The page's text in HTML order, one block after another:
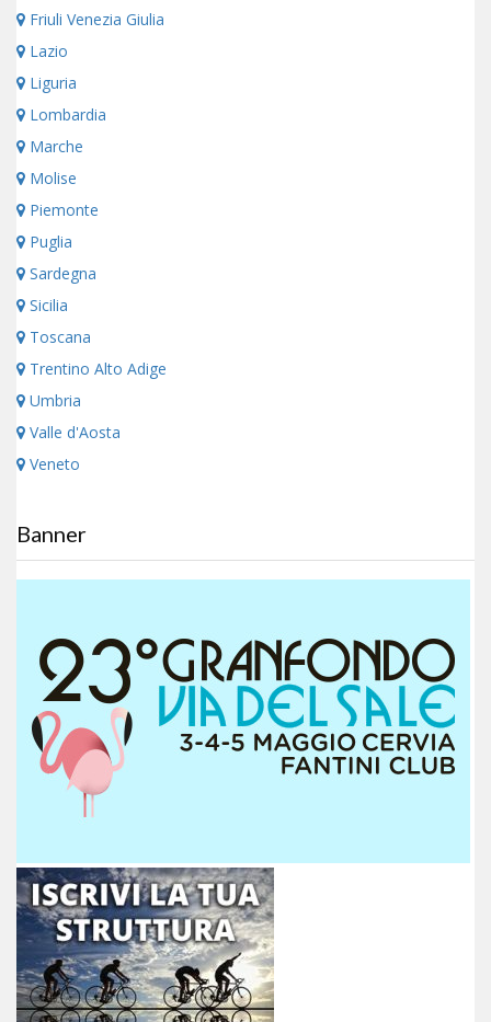
Friuli Venezia Giulia
Lazio
Liguria
Lombardia
Marche
Molise
Piemonte
Puglia
Sardegna
Sicilia
Toscana
Trentino Alto Adige
Umbria
Valle d'Aosta
Veneto
Banner